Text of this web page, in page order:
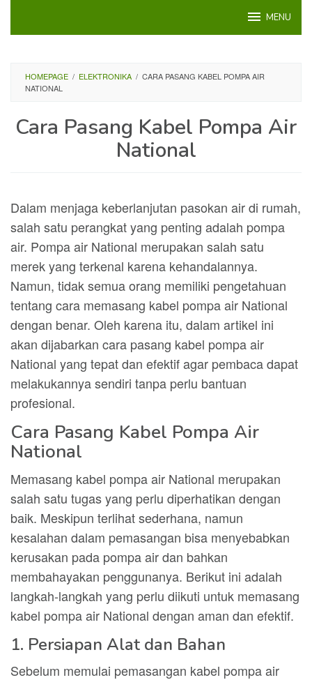
MENU
HOMEPAGE / ELEKTRONIKA / CARA PASANG KABEL POMPA AIR
NATIONAL
Cara Pasang Kabel Pompa Air
National
Dalam menjaga keberlanjutan pasokan air di rumah,
salah satu perangkat yang penting adalah pompa
air. Pompa air National merupakan salah satu
merek yang terkenal karena kehandalannya.
Namun, tidak semua orang memiliki pengetahuan
tentang cara memasang kabel pompa air National
dengan benar. Oleh karena itu, dalam artikel ini
akan dijabarkan cara pasang kabel pompa air
National yang tepat dan efektif agar pembaca dapat
melakukannya sendiri tanpa perlu bantuan
profesional.
Cara Pasang Kabel Pompa Air
National
Memasang kabel pompa air National merupakan
salah satu tugas yang perlu diperhatikan dengan
baik. Meskipun terlihat sederhana, namun
kesalahan dalam pemasangan bisa menyebabkan
kerusakan pada pompa air dan bahkan
membahayakan penggunanya. Berikut ini adalah
langkah-langkah yang perlu diikuti untuk memasang
kabel pompa air National dengan aman dan efektif.
1. Persiapan Alat dan Bahan
Sebelum memulai pemasangan kabel pompa air